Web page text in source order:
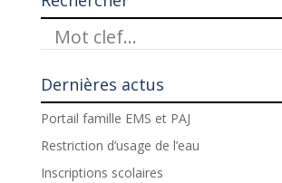
Dernières actus
Portail famille EMS et PAJ
Restriction d’usage de l’eau
Inscriptions scolaires